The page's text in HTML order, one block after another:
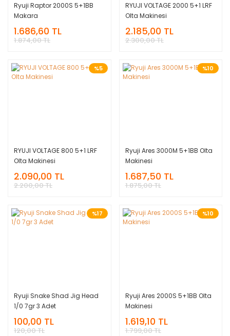
Ryuji Raptor 2000S 5+1BB
Makara
1.686,60 TL
1.874,00 TL
RYUJI VOLTAGE 2000 5+1 LRF
Olta Makinesi
2.185,00 TL
2.300,00 TL
%5
RYUJI VOLTAGE 800 5+1 LRF
Olta Makinesi
2.090,00 TL
2.200,00 TL
%10
Ryuji Ares 3000M 5+1BB Olta
Makinesi
1.687,50 TL
1.875,00 TL
%17
Ryuji Snake Shad Jig Head
1/0 7gr 3 Adet
100,00 TL
120,00 TL
%10
Ryuji Ares 2000S 5+1BB Olta
Makinesi
1.619,10 TL
1.799,00 TL